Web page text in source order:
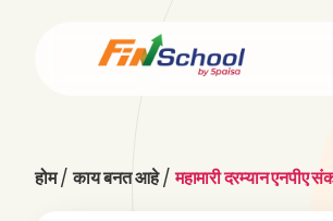
होम/काय बनत आहे/महामारी दरम्यान